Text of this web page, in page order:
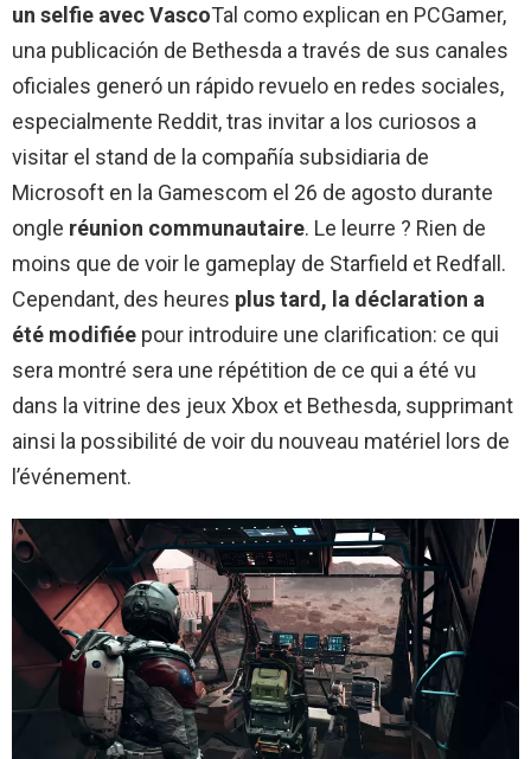
un selfie avec VascoTal como explican en PCGamer,
una publicación de Bethesda a través de sus canales
oficiales generó un rápido revuelo en redes sociales,
especialmente Reddit, tras invitar a los curiosos a
visitar el stand de la compañía subsidiaria de
Microsoft en la Gamescom el 26 de agosto durante
ongle réunion communautaire. Le leurre ? Rien de
moins que de voir le gameplay de Starfield et Redfall.
Cependant, des heures plus tard, la déclaration a
été modifiée pour introduire une clarification: ce qui
sera montré sera une répétition de ce qui a été vu
dans la vitrine des jeux Xbox et Bethesda, supprimant
ainsi la possibilité de voir du nouveau matériel lors de
l’événement.